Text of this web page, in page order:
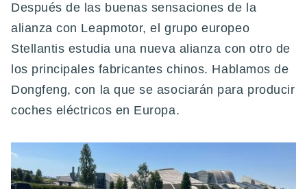
Después de las buenas sensaciones de la
alianza con Leapmotor, el grupo europeo
Stellantis estudia una nueva alianza con otro de
los principales fabricantes chinos. Hablamos de
Dongfeng, con la que se asociarán para producir
coches eléctricos en Europa.